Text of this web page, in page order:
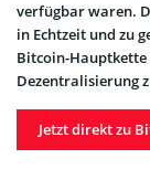
verfügbar waren.
in Echtzeit und zu
Bitcoin-
Dezentralisierung
Jetzt direkt zu